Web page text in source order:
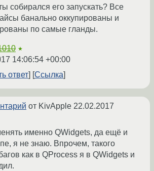
собирался его запускать? Все
банально оккупированы и
по самые гланды.
★
14:06:54 +00:00
ответ
Ссылка
от KivApple 22.02.2017
именно QWidgets, да ещё и
я не знаю. Впрочем, такого
как в QProcess я в QWidgets и